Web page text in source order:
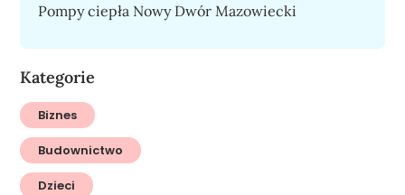
Pompy ciepła Nowy Dwór Mazowiecki
Kategorie
Biznes
Budownictwo
Dzieci